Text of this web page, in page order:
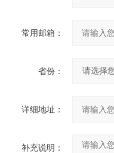
常用邮箱：
省份：
详细地址：
补充说明：